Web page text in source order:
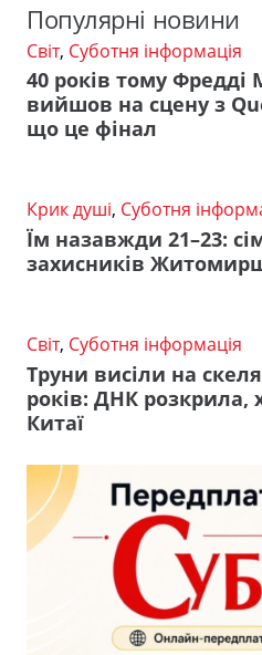
Популярні новини
Світ, Суботня інформація
40 років тому Фредді
вийшов на сцену з
що це фінал
Крик душі, Суботня
Їм назавжди 21–23:
захисників
Світ, Суботня інформація
Труни висіли на
років: ДНК розкрила,
Китаї